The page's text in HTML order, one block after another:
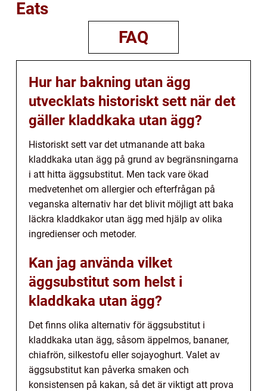
Eats
FAQ
Hur har bakning utan ägg
utvecklats historiskt sett när det
gäller kladdkaka utan ägg?
Historiskt sett var det utmanande att baka
kladdkaka utan ägg på grund av begränsningarna
i att hitta äggsubstitut. Men tack vare ökad
medvetenhet om allergier och efterfrågan på
veganska alternativ har det blivit möjligt att baka
läckra kladdkakor utan ägg med hjälp av olika
ingredienser och metoder.
Kan jag använda vilket
äggsubstitut som helst i
kladdkaka utan ägg?
Det finns olika alternativ för äggsubstitut i
kladdkaka utan ägg, såsom äppelmos, bananer,
chiafrön, silkestofu eller sojayoghurt. Valet av
äggsubstitut kan påverka smaken och
konsistensen på kakan, så det är viktigt att prova